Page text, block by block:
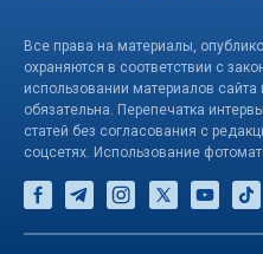
Все права на материалы,
охраняются в соответствии с
использовании материалов сайта
обязательна. Перепечатка
статей без согласования с
соцсетях. Использование